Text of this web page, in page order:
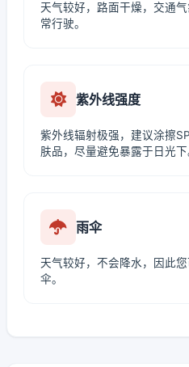
天气较好，路面干燥，交通
常行驶。
紫外线强度
紫外线辐射极强，建议涂擦
肤品，尽量避免暴露于日光下
雨伞
天气较好，不会降水，因此
伞。